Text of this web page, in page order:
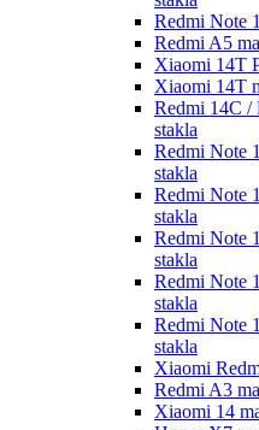
Redmi Note
Redmi A5
Xiaomi 14T
Xiaomi 14T
Redmi 14C /
stakla
Redmi Note
stakla
Redmi Note
stakla
Redmi Note
stakla
Redmi Note
stakla
Redmi Note
stakla
Xiaomi
Redmi A3
Xiaomi 14